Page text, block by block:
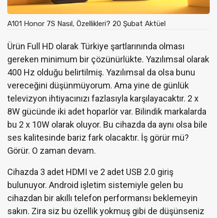
A101 Honor 7S Nasıl, Özellikleri? 20 Şubat Aktüel
Ürün Full HD olarak Türkiye şartlarınında olması
gereken minimum bir çözünürlükte. Yazılımsal olarak
400 Hz olduğu belirtilmiş. Yazılımsal da olsa bunu
vereceğini düşünmüyorum. Ama yine de günlük
televizyon ihtiyacınızı fazlasıyla karşılayacaktır. 2 x
8W gücünde iki adet hoparlör var. Bilindik markalarda
bu 2 x 10W olarak oluyor. Bu cihazda da aynı olsa bile
ses kalitesinde bariz fark olacaktır. İş görür mü?
Görür. O zaman devam.
Cihazda 3 adet HDMI ve 2 adet USB 2.0 giriş
bulunuyor. Android işletim sistemiyle gelen bu
cihazdan bir akıllı telefon performansı beklemeyin
sakın. Zira siz bu özellik yokmuş gibi de düşünseniz